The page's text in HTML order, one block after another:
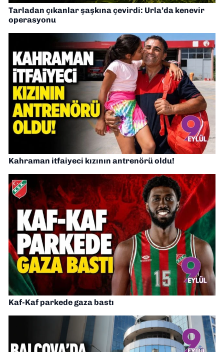
Tarladan çıkanlar şaşkına çevirdi: Urla’da kenevir
operasyonu
Kahraman itfaiyeci kızının antrenörü oldu!
Kaf-Kaf parkede gaza bastı